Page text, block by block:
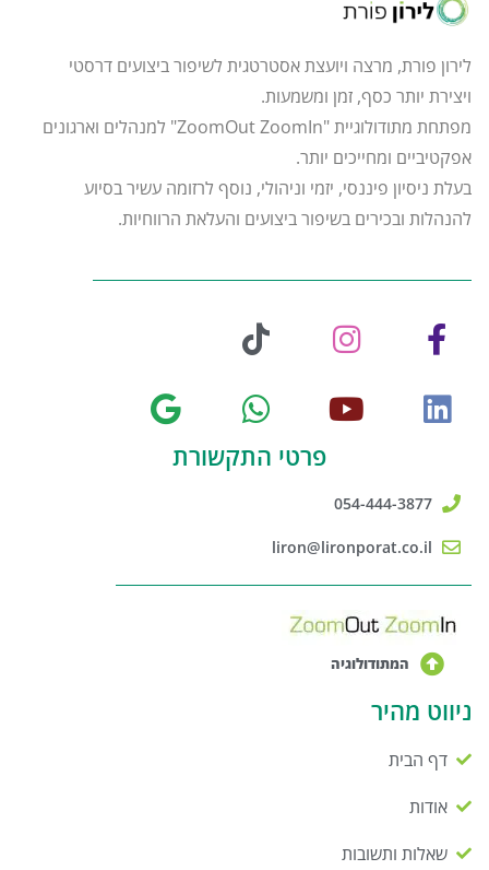
לירון פורת, מרצה ויועצת אסטרטגית לשיפור ביצועים דרסטי
ויצירת יותר כסף, זמן ומשמעות.
מפתחת מתודולוגיית "ZoomOut ZoomIn" למנהלים וארגונים
אפקטיביים ומחייכים יותר.
בעלת ניסיון פיננסי, יזמי וניהולי, נוסף לרזומה עשיר בסיוע
להנהלות ובכירים בשיפור ביצועים והעלאת הרווחיות.
פרטי התקשורת
054-444-3877
liron@lironporat.co.il
המתודולוגיה
ניווט מהיר
דף הבית
אודות
שאלות ותשובות